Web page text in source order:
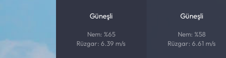
Güneşli
Nem: %65
Rüzgar: 6.39 m/s
Güneşli
Nem: %58
Rüzgar: 6.61 m/s